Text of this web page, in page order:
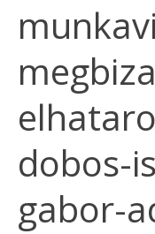
dobos-
gabor-